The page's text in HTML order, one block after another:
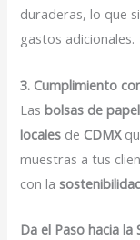
duraderas, lo que
gastos adicionales.
3. Cumplimiento
Lasbolsas de
locales de CDMX
muestras a tus
con la
Da el Paso hacia